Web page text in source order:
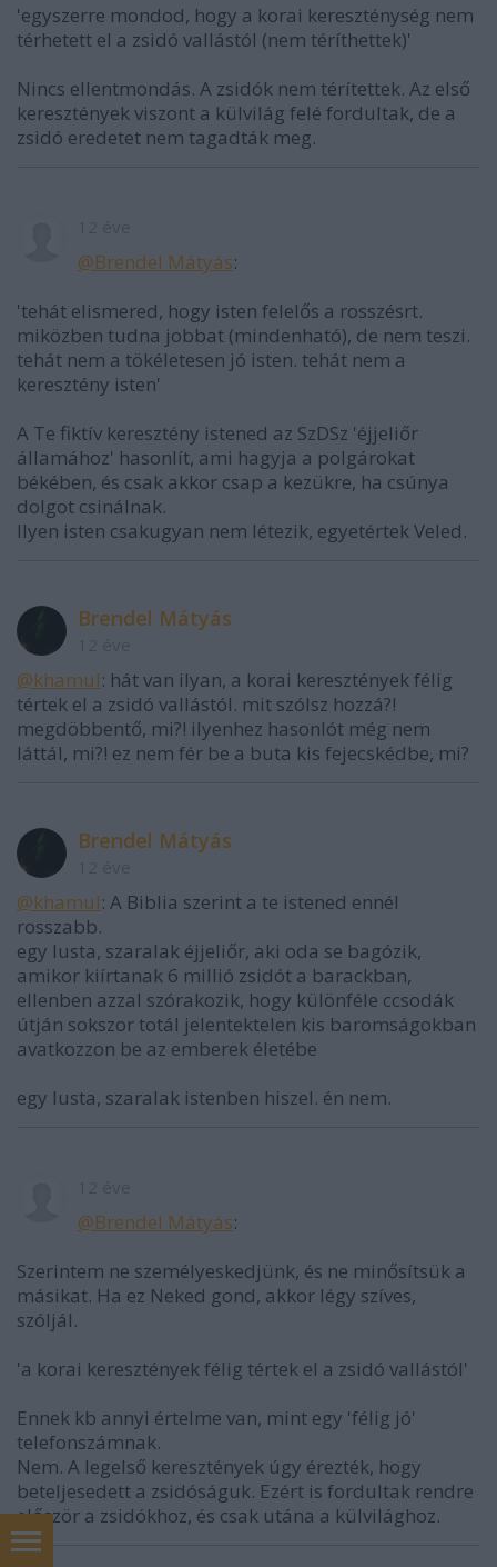
'egyszerre mondod, hogy a korai kereszténység nem
térhetett el a zsidó vallástól (nem téríthettek)'
Nincs ellentmondás. A zsidók nem térítettek. Az első
keresztények viszont a külvilág felé fordultak, de a
zsidó eredetet nem tagadták meg.
@Brendel Mátyás:
'tehát elismered, hogy isten felelős a rosszésrt.
miközben tudna jobbat (mindenható), de nem teszi.
tehát nem a tökéletesen jó isten. tehát nem a
keresztény isten'
A Te fiktív keresztény istened az SzDSz 'éjjeliőr
államához' hasonlít, ami hagyja a polgárokat
békében, és csak akkor csap a kezükre, ha csúnya
dolgot csinálnak.
Ilyen isten csakugyan nem létezik, egyetértek Veled.
Brendel Mátyás
@khamul: hát van ilyan, a korai keresztények félig
tértek el a zsidó vallástól. mit szólsz hozzá?!
megdöbbentő, mi?! ilyenhez hasonlót még nem
láttál, mi?! ez nem fér be a buta kis fejecskédbe, mi?
Brendel Mátyás
@khamul: A Biblia szerint a te istened ennél
rosszabb.
egy lusta, szaralak éjjeliőr, aki oda se bagózik,
amikor kiírtanak 6 millió zsidót a barackban,
ellenben azzal szórakozik, hogy különféle ccsodák
útján sokszor totál jelentektelen kis baromságokban
avatkozzon be az emberek életébe
egy lusta, szaralak istenben hiszel. én nem.
@Brendel Mátyás:
Szerintem ne személyeskedjünk, és ne minősítsük a
másikat. Ha ez Neked gond, akkor légy szíves,
szóljál.
'a korai keresztények félig tértek el a zsidó vallástól'
Ennek kb annyi értelme van, mint egy 'félig jó'
telefonszámnak.
Nem. A legelső keresztények úgy érezték, hogy
beteljesedett a zsidóságuk. Ezért is fordultak rendre
először a zsidókhoz, és csak utána a külvilághoz.